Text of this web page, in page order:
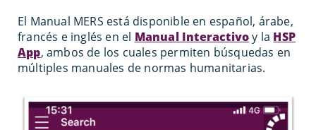
El Manual MERS está disponible en español, árabe,
francés e inglés en el Manual Interactivoy la HSP
App, ambos de los cuales permiten búsquedas en
múltiples manuales de normas humanitarias.